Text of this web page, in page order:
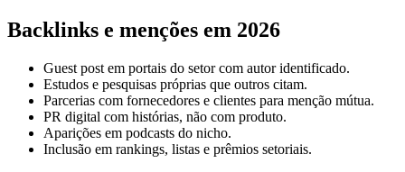
Backlinks e menções em 2026
Guest post em portais do setor com autor identificado.
Estudos e pesquisas próprias que outros citam.
Parcerias com fornecedores e clientes para menção mútua.
PR digital com histórias, não com produto.
Aparições em podcasts do nicho.
Inclusão em rankings, listas e prêmios setoriais.